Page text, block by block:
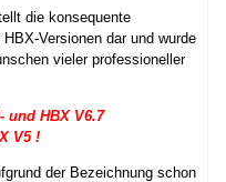
die konsequente
Versionen dar und wurde
vieler professioneller
und HBX V6.7
V5 !
der Bezeichnung schon